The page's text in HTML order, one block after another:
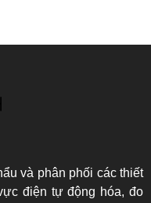
và phân phối các thiết
điện tự động hóa, đo